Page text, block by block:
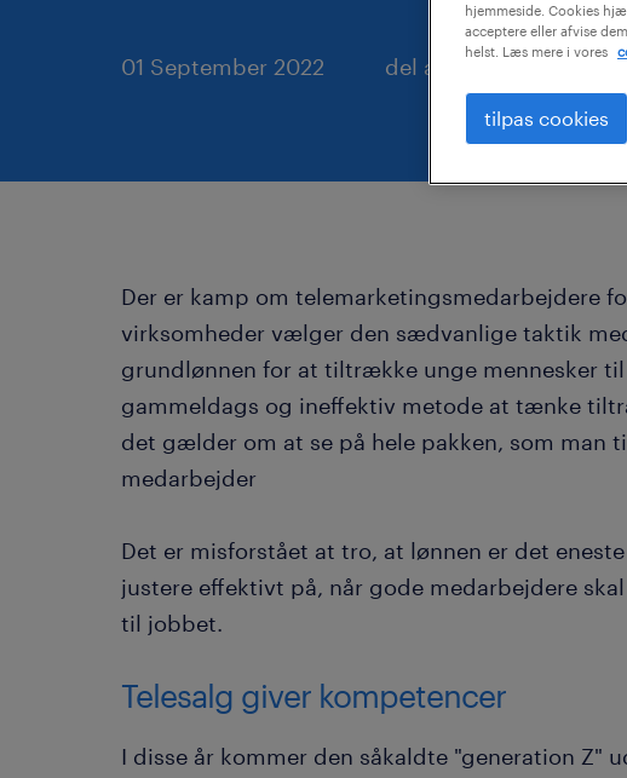
01 September 2022 del artikel
Der er kamp om telemarketingsmedarbejdere
virksomheder vælger den sædvanlige taktik
grundlønnen for at tiltrække unge mennesker
gammeldags og ineffektiv metode at tænke
det gælder om at se på hele pakken, som man
medarbejder
Det er misforstået at tro, at lønnen er det
justere effektivt på, når gode medarbejdere
til jobbet.
Telesalg giver kompetencer
I disse år kommer den såkaldte "generation Z"
hjemmeside. Cookies
acceptere eller afvise
helst. Læs mere i vores
tilpas cookies